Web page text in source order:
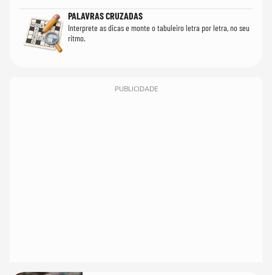
PALAVRAS CRUZADAS
Interprete as dicas e monte o tabuleiro letra por letra, no seu
ritmo.
PUBLICIDADE